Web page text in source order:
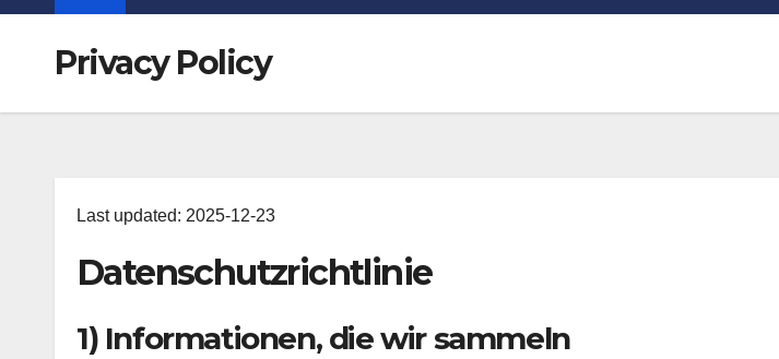
Privacy Policy
Last updated: 2025-12-23
Datenschutzrichtlinie
1) Informationen, die wir sammeln